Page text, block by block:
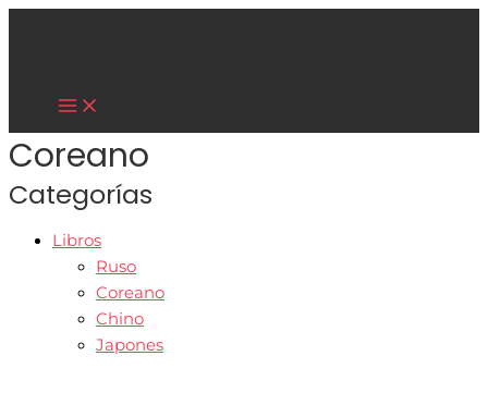
Ir
Main
Coreano
Categorías
Libros
Ruso
Coreano
Chino
Japones